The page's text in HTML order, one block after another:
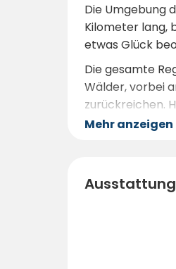
Die Umgebung
Kilometer lang,
etwas Glück
Die gesamte
Wälder, vorbei
zurückreichen.
Zudem bietet
Mehr anzeigen